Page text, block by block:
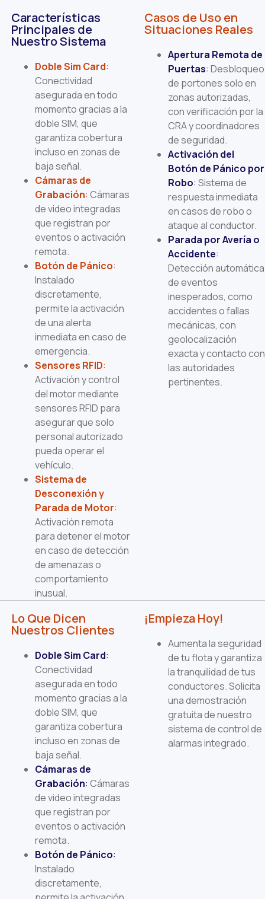
Características
Principales de
Nuestro Sistema
Doble Sim Card:
Conectividad
asegurada en todo
momento gracias a la
doble SIM, que
garantiza cobertura
incluso en zonas de
baja señal.
Cámaras de
Grabación: Cámaras
de video integradas
que registran por
eventos o activación
remota.
Botón de Pánico:
Instalado
discretamente,
permite la activación
de una alerta
inmediata en caso de
emergencia.
Sensores RFID:
Activación y control
del motor mediante
sensores RFID para
asegurar que solo
personal autorizado
pueda operar el
vehículo.
Sistema de
Desconexión y
Parada de Motor:
Activación remota
para detener el motor
en caso de detección
de amenazas o
comportamiento
inusual.
Casos de Uso en
Situaciones Reales
Apertura Remota de
Puertas: Desbloqueo
de portones solo en
zonas autorizadas,
con verificación por la
CRA y coordinadores
de seguridad.
Activación del
Botón de Pánico por
Robo: Sistema de
respuesta inmediata
en casos de robo o
ataque al conductor.
Parada por Avería o
Accidente:
Detección automática
de eventos
inesperados, como
accidentes o fallas
mecánicas, con
geolocalización
exacta y contacto con
las autoridades
pertinentes.
Lo Que Dicen
Nuestros Clientes
Doble Sim Card:
Conectividad
asegurada en todo
momento gracias a la
doble SIM, que
garantiza cobertura
incluso en zonas de
baja señal.
Cámaras de
Grabación: Cámaras
de video integradas
que registran por
eventos o activación
remota.
Botón de Pánico:
Instalado
discretamente,
¡Empieza Hoy!
Aumenta la seguridad
de tu flota y garantiza
la tranquilidad de tus
conductores. Solicita
una demostración
gratuita de nuestro
sistema de control de
alarmas integrado.